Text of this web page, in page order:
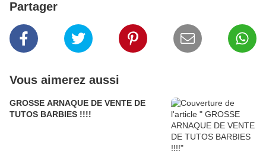
Partager
Vous aimerez aussi
GROSSE ARNAQUE DE VENTE DE
TUTOS BARBIES !!!!